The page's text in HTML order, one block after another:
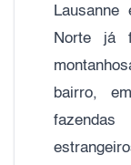
Norte já
bairro,